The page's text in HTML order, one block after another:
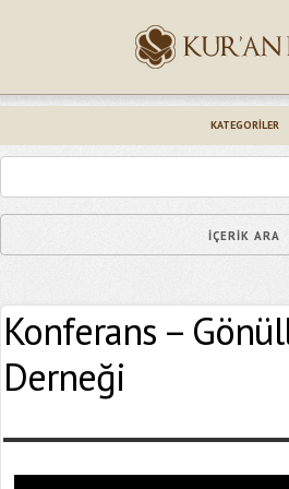
KATEGORILER
Konferans –
Derneği
Epostanız (*)
Yaşadığınız Hatanın Ayrıntıları